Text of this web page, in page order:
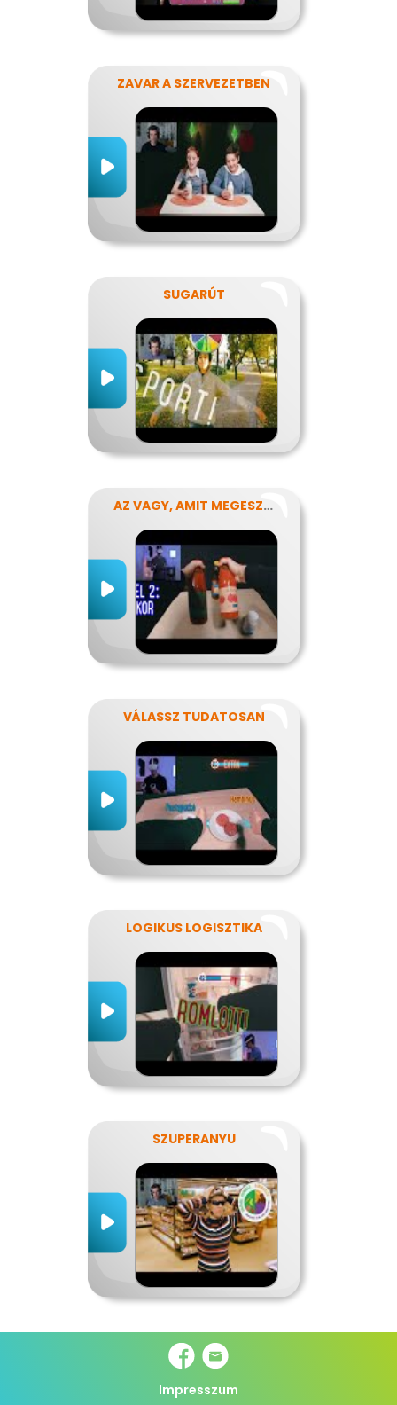
ZAVAR A SZERVEZETBEN
SUGARÚT
AZ VAGY, AMIT MEGESZEL
VÁLASSZ TUDATOSAN
LOGIKUS LOGISZTIKA
SZUPERANYU
Impresszum